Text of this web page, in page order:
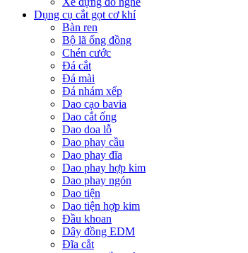
Dụng cụ cắt gọt cơ khí
Bàn ren
Bộ lã ống đồng
Chén cước
Đá cắt
Đá mài
Đá nhám xếp
Dao cạo bavia
Dao cắt ống
Dao doa lỗ
Dao phay cầu
Dao phay đĩa
Dao phay hợp kim
Dao phay ngón
Dao tiện
Dao tiện hợp kim
Đầu khoan
Dây đồng EDM
Đĩa cắt